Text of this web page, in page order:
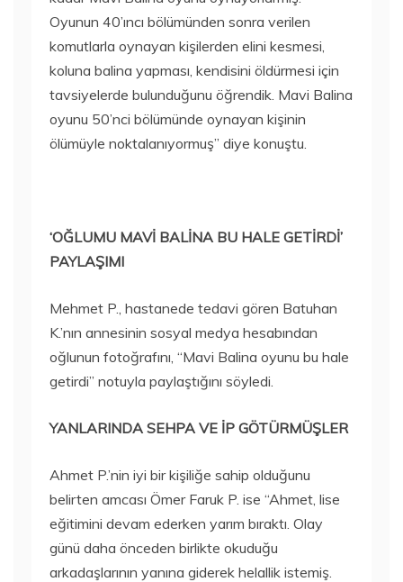
Oyunun 40’ıncı bölümünden sonra verilen
komutlarla oynayan kişilerden elini kesmesi,
koluna balina yapması, kendisini öldürmesi için
tavsiyelerde bulunduğunu öğrendik. Mavi Balina
oyunu 50’nci bölümünde oynayan kişinin
ölümüyle noktalanıyormuş” diye konuştu.
‘OĞLUMU MAVİ BALİNA BU HALE GETİRDİ’
PAYLAŞIMI
Mehmet P., hastanede tedavi gören Batuhan
K.’nın annesinin sosyal medya hesabından
oğlunun fotoğrafını, “Mavi Balina oyunu bu hale
getirdi” notuyla paylaştığını söyledi.
YANLARINDA SEHPA VE İP GÖTÜRMÜŞLER
Ahmet P.’nin iyi bir kişiliğe sahip olduğunu
belirten amcası Ömer Faruk P. ise “Ahmet, lise
eğitimini devam ederken yarım bıraktı. Olay
günü daha önceden birlikte okuduğu
arkadaşlarının yanına giderek helallik istemiş.